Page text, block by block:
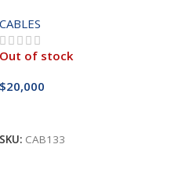
CABLES
Out of stock
$20,000
SKU: CAB133